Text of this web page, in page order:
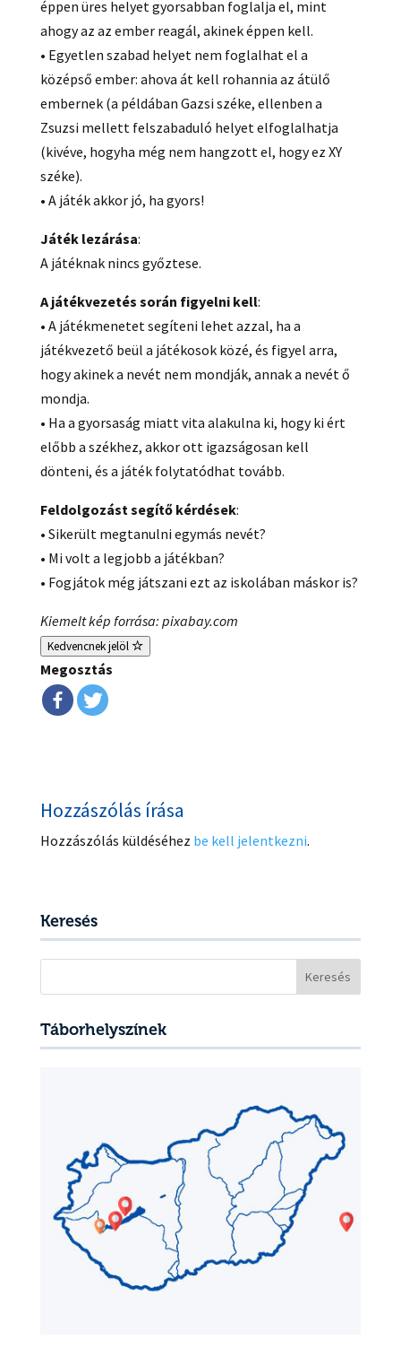
éppen üres helyet gyorsabban foglalja el, mint
ahogy az az ember reagál, akinek éppen kell.
• Egyetlen szabad helyet nem foglalhat el a
középső ember: ahova át kell rohannia az átülő
embernek (a példában Gazsi széke, ellenben a
Zsuzsi mellett felszabaduló helyet elfoglalhatja
(kivéve, hogyha még nem hangzott el, hogy ez XY
széke).
• A játék akkor jó, ha gyors!
Játék lezárása:
A játéknak nincs győztese.
A játékvezetés során figyelni kell:
• A játékmenetet segíteni lehet azzal, ha a
játékvezető beül a játékosok közé, és figyel arra,
hogy akinek a nevét nem mondják, annak a nevét ő
mondja.
• Ha a gyorsaság miatt vita alakulna ki, hogy ki ért
előbb a székhez, akkor ott igazságosan kell
dönteni, és a játék folytatódhat tovább.
Feldolgozást segítő kérdések:
• Sikerült megtanulni egymás nevét?
• Mi volt a legjobb a játékban?
• Fogjátok még játszani ezt az iskolában máskor is?
Kiemelt kép forrása: pixabay.com
Kedvencnek jelöl
Megosztás
Hozzászólás írása
Hozzászólás küldéséhez be kell jelentkezni.
Keresés
Táborhelyszínek